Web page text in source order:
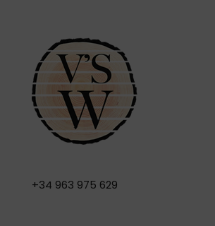
+34 963 975 629